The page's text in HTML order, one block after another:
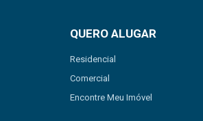
QUERO ALUGAR
Residencial
Comercial
Encontre Meu Imóvel